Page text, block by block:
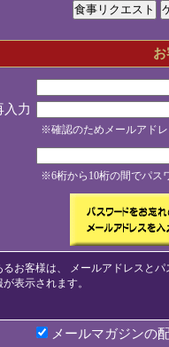
入力
※確認のためメールアド
※6桁から10桁の間でパス
るお客様は、 メールアドレスと
表示されます。
メールマガジンの